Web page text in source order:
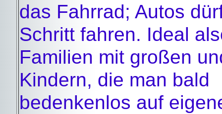
das Fahrrad; Autos
Schritt fahren. Ideal
Familien mit großen
Kindern, die man bald
bedenkenlos auf